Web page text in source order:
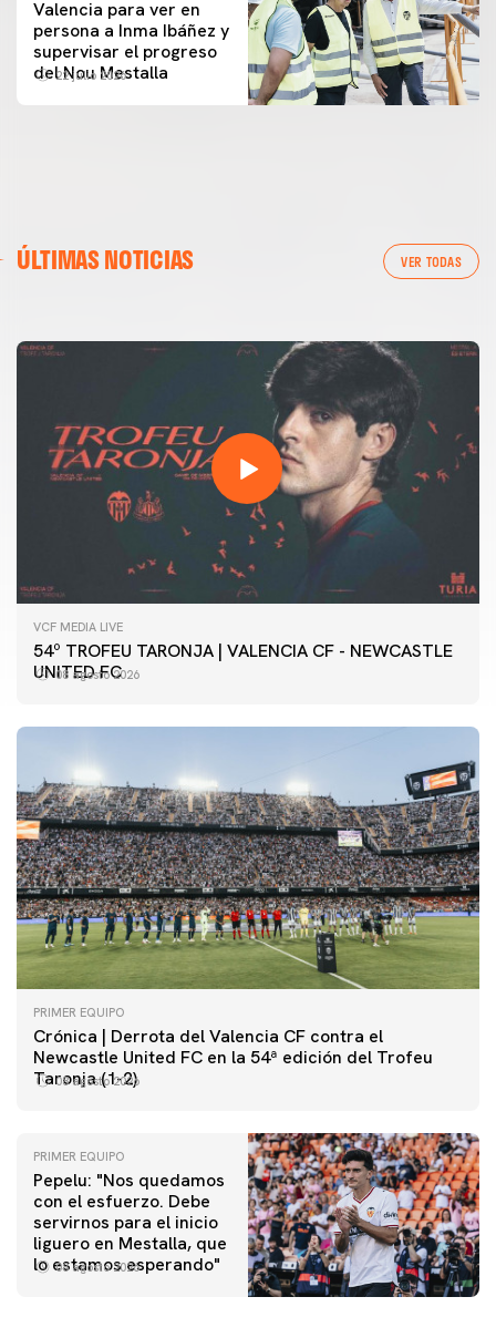
Valencia para ver en
persona a Inma Ibáñez y
supervisar el progreso
del Nou Mestalla
22 julio 2026
ÚLTIMAS NOTICIAS VER TODAS
54ª EDICIÓN TROFEU TARONJA
VCF MEDIA LIVE
54º TROFEU TARONJA | VALENCIA CF - NEWCASTLE
UNITED FC
08 agosto 2026
PRIMER EQUIPO
Crónica | Derrota del Valencia CF contra el
Newcastle United FC en la 54ª edición del Trofeu
Taronja (1-2)
08 agosto 2026
PRIMER EQUIPO
Pepelu: "Nos quedamos
con el esfuerzo. Debe
servirnos para el inicio
liguero en Mestalla, que
lo estamos esperando"
08 agosto 2026
PRIMER EQUIPO
Las fotos del Valencia CF-Newcastle United FC
PRIMER EQUIPO
MESTALLA 📍